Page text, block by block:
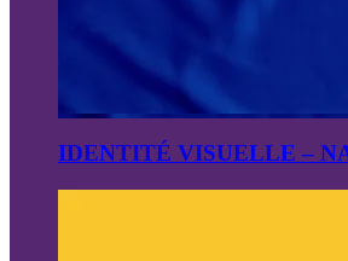
IDENTITÉ VISUELLE –